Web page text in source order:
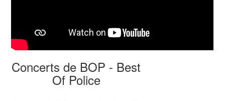
Concerts de BOP - Best
Of Police